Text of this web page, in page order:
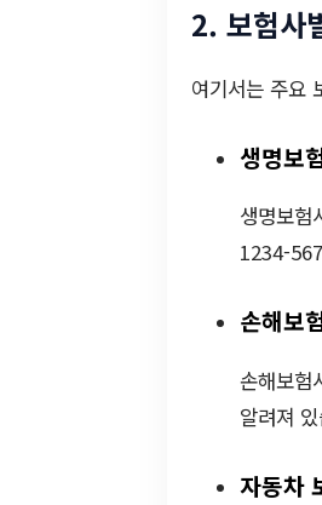
2. 보험사
여기서는 주요
생명보
생명보험
1234-
손해보
손해보험
알려져
자동차